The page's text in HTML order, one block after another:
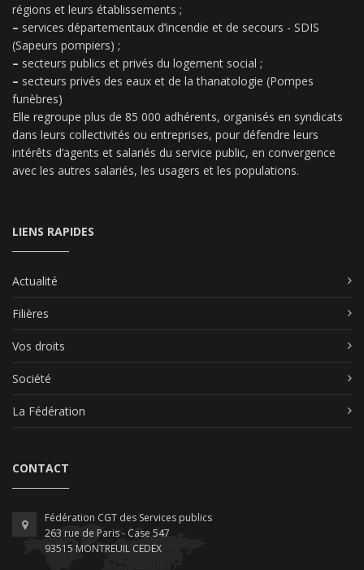
régions et leurs établissements ;
– services départementaux d’incendie et de secours - SDIS
(Sapeurs pompiers) ;
– secteurs publics et privés du logement social ;
– secteurs privés des eaux et de la thanatologie (Pompes
funèbres)
Elle regroupe plus de 85 000 adhérents, organisés en syndicats
dans leurs collectivités ou entreprises, pour défendre leurs
intérêts d’agents et salariés du service public, en convergence
avec les autres salariés, les usagers et les populations.
LIENS RAPIDES
Actualité
Filières
Vos droits
Société
La Fédération
CONTACT
Fédération CGT des Services publics
263 rue de Paris - Case 547
93515 MONTREUIL CEDEX